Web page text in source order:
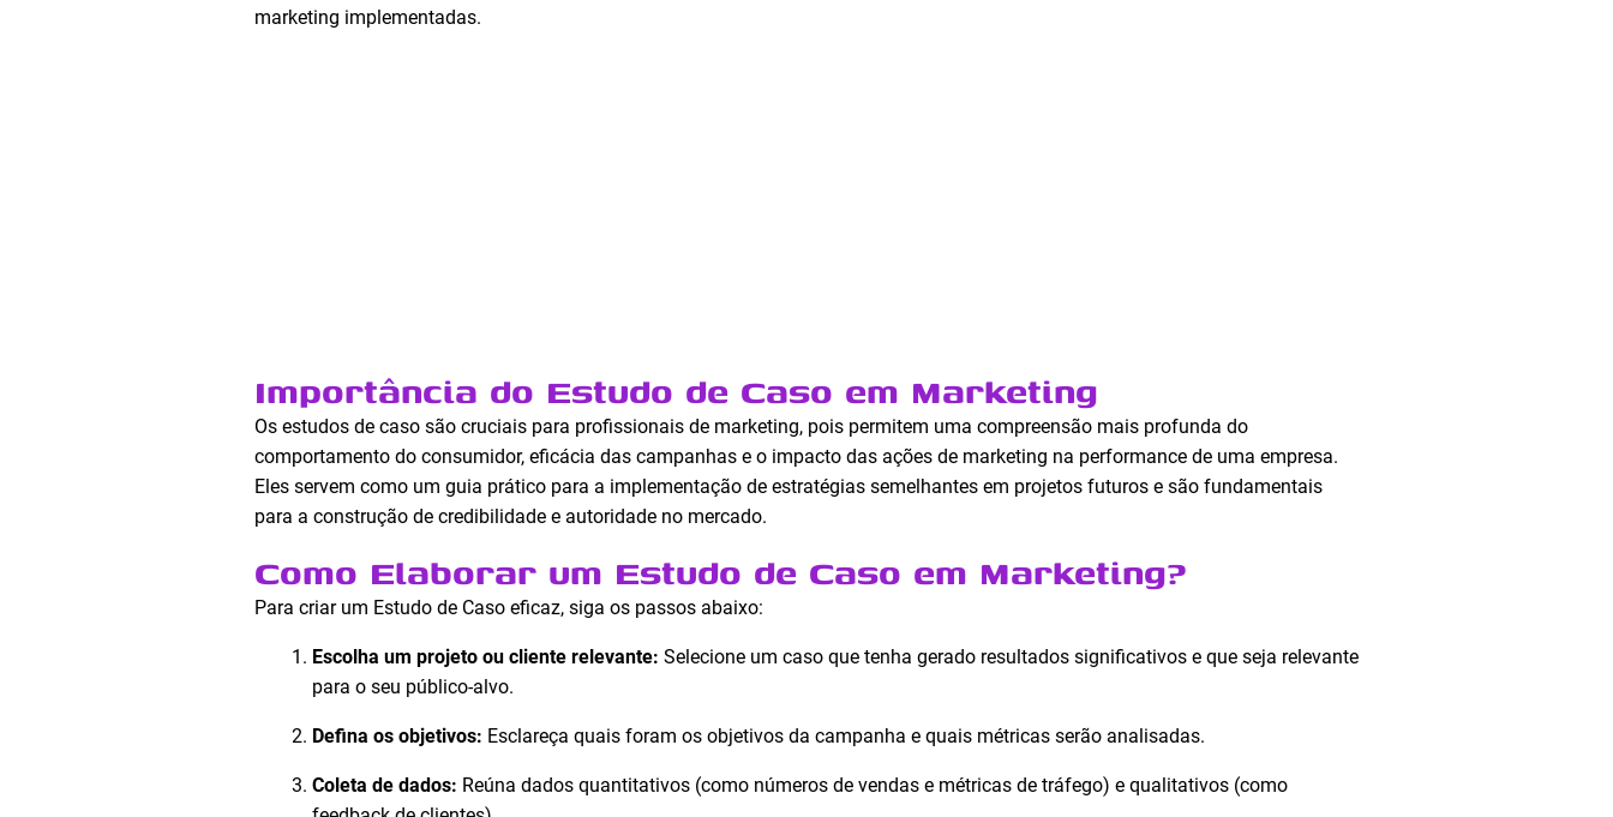
marketing implementadas.
Importância do Estudo de Caso em Marketing
Os estudos de caso são cruciais para profissionais de marketing, pois permitem uma compreensão mais profunda do
comportamento do consumidor, eficácia das campanhas e o impacto das ações de marketing na performance de uma empresa.
Eles servem como um guia prático para a implementação de estratégias semelhantes em projetos futuros e são fundamentais
para a construção de credibilidade e autoridade no mercado.
Como Elaborar um Estudo de Caso em Marketing?
Para criar um Estudo de Caso eficaz, siga os passos abaixo:
Escolha um projeto ou cliente relevante: Selecione um caso que tenha gerado resultados significativos e que seja relevante
para o seu público-alvo.
Defina os objetivos: Esclareça quais foram os objetivos da campanha e quais métricas serão analisadas.
Coleta de dados: Reúna dados quantitativos (como números de vendas e métricas de tráfego) e qualitativos (como